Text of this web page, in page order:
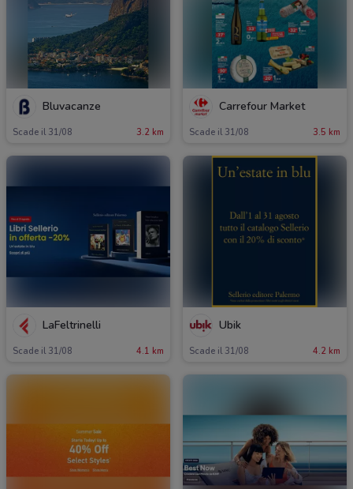
Bluvacanze
Scade il 31/08 3.2 km
Carrefour Market
Scade il 31/08 3.5 km
LaFeltrinelli
Scade il 31/08 4.1 km
Ubik
Scade il 31/08 4.2 km